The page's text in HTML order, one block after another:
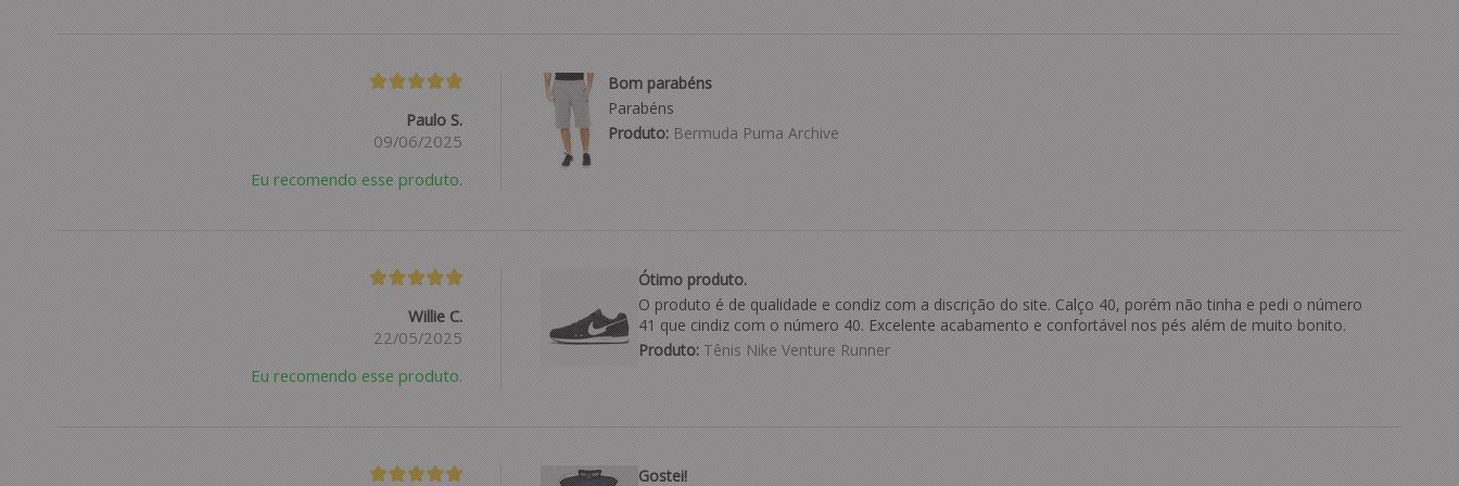
Paulo S.
09/06/2025
Eu recomendo esse produto.
Bom parabéns
Parabéns
Produto:Bermuda Puma Archive
Willie C.
22/05/2025
Eu recomendo esse produto.
Ótimo produto.
O produto é de qualidade e condiz com a discrição do site. Calço 40, porém não tinha e pedi o número
41 que cindiz com o número 40. Excelente acabamento e confortável nos pés além de muito bonito.
Produto:Tênis Nike Venture Runner
Gostei!